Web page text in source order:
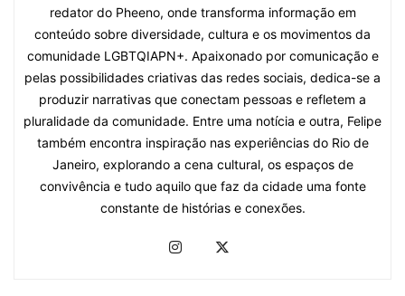
redator do Pheeno, onde transforma informação em
conteúdo sobre diversidade, cultura e os movimentos da
comunidade LGBTQIAPN+. Apaixonado por comunicação e
pelas possibilidades criativas das redes sociais, dedica-se a
produzir narrativas que conectam pessoas e refletem a
pluralidade da comunidade. Entre uma notícia e outra, Felipe
também encontra inspiração nas experiências do Rio de
Janeiro, explorando a cena cultural, os espaços de
convivência e tudo aquilo que faz da cidade uma fonte
constante de histórias e conexões.